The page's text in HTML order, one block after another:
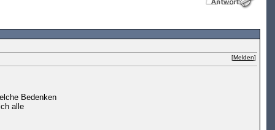
[Melden]
Bedenken
alle